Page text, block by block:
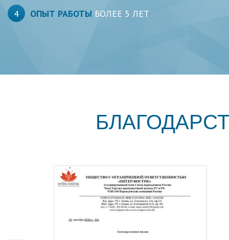
4 ОПЫТ РАБОТЫ БОЛЕЕ 5 ЛЕТ